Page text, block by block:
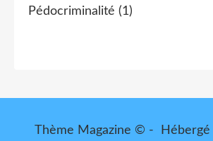
Pédocriminalité (1)
Thème Magazine © - Hébergé